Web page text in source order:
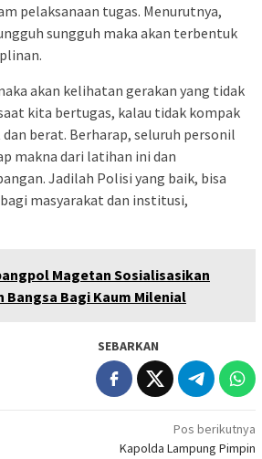
pelaksanaan tugas. Menurutnya,
sungguh maka akan terbentuk
akan kelihatan gerakan yang tidak
kita bertugas, kalau tidak kompak
berat. Berharap, seluruh personil
makna dari latihan ini dan
Jadilah Polisi yang baik, bisa
masyarakat dan institusi,
Magetan Sosialisasikan
Bangsa Bagi Kaum Milenial
SEBARKAN
Pos berikutnya
Kapolda Lampung Pimpin